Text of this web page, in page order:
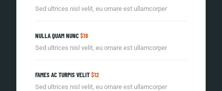
Sed ultrices nisl velit, eu ornare est ullamcorper
NULLA QUAM NUNC$18
Sed ultrices nisl velit, eu ornare est ullamcorper
FAMES AC TURPIS VELIT$12
Sed ultrices nisl velit, eu ornare est ullamcorper